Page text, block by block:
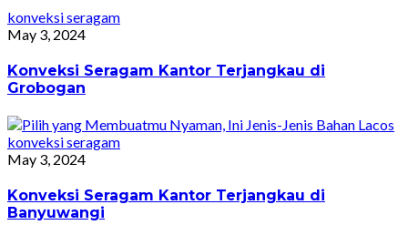
konveksi seragam
May 3, 2024
Konveksi Seragam Kantor Terjangkau di
Grobogan
konveksi seragam
May 3, 2024
Konveksi Seragam Kantor Terjangkau di
Banyuwangi